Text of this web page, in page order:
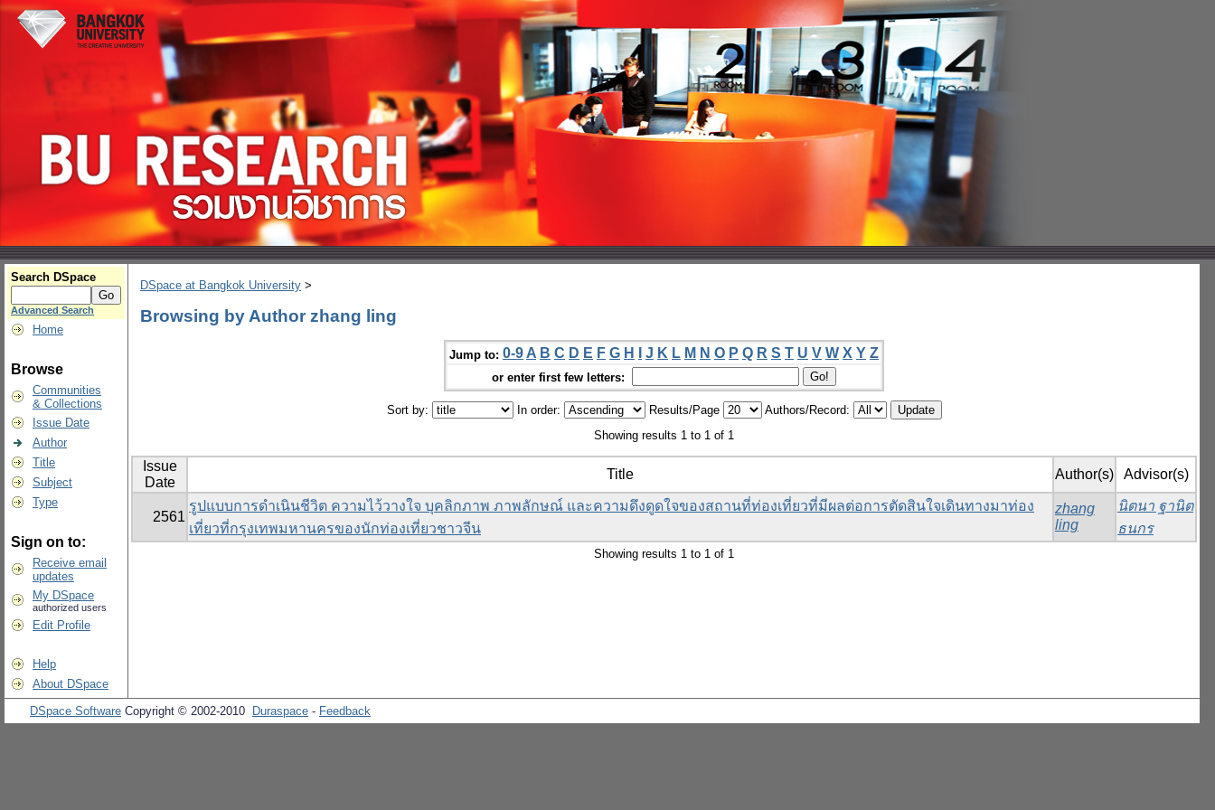
Search DSpace
Advanced Search
Home
Browse
Communities
& Collections
Issue Date
Author
Title
Subject
Type
Sign on to:
Receive email
updates
My DSpace
authorized users
Edit Profile
Help
About DSpace
DSpace at Bangkok University >
Browsing by Author zhang ling
Jump to: 0-9 A B C D E F G H J K L M N O P Q R S T U V W X Y Z
or enter first few letters:
Sort by: In order: Results/Page
Authors/Record:
Showing results 1 to 1 of 1
Issue
Date
Title Author(s) Advisor(s)
2561
รูปแบบการดำเนินชีวิต ความไว้วางใจ บุคลิกภาพ ภาพลักษณ์ และความดึงดูดใจของสถานที่ท่องเที่ยวที่มีผลต่อการตัดสินใจเดินทางมาท่อง
เที่ยวที่กรุงเทพมหานครของนักท่องเที่ยวชาวจีน
zhang
ling
นิตนา ฐานิต
ธนกร
Showing results 1 to 1 of 1
DSpace Software Copyright © 2002-2010 Duraspace - Feedback